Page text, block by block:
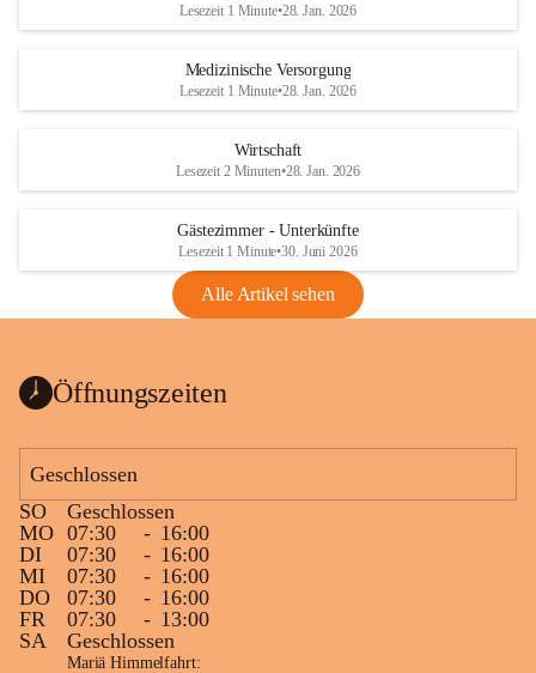
Lesezeit 1 Minute•28. Jan. 2026
Medizinische Versorgung
Lesezeit 1 Minute•28. Jan. 2026
Wirtschaft
Lesezeit 2 Minuten•28. Jan. 2026
Gästezimmer - Unterkünfte
Lesezeit 1 Minute•30. Juni 2026
Alle Artikel sehen
Öffnungszeiten
Geschlossen
SO
Geschlossen
MO 07:30 - 16:00
DI
07:30 - 16:00
MI
07:30 - 16:00
DO
07:30 - 16:00
FR
07:30 - 13:00
SA
Geschlossen
Mariä Himmelfahrt: